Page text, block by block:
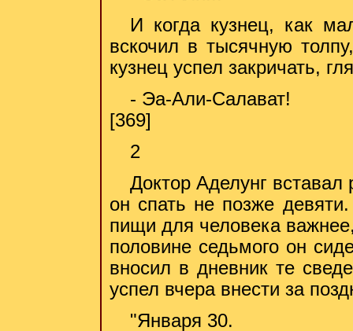
И когда кузнец, как
вскочил в тысячную
кузнец успел закричать,
- Эа-Али-Салават!
[369]
2
Доктор Аделунг
он спать не позже
пищи для человека
половине седьмого он
вносил в дневник те
успел вчера внести за
"Января 30.